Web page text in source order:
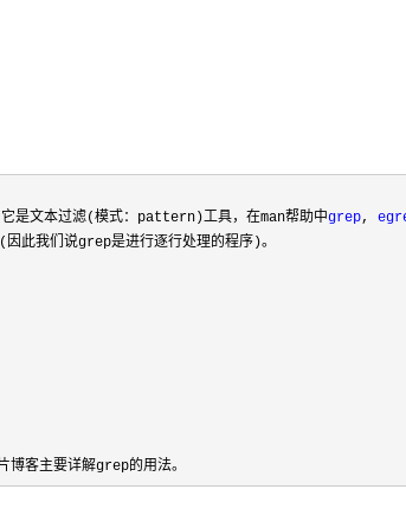
过滤(模式：pattern)工具，在man帮助中grep,
此我们说grep是进行逐行处理的程序)。
博客主要详解grep的用法。